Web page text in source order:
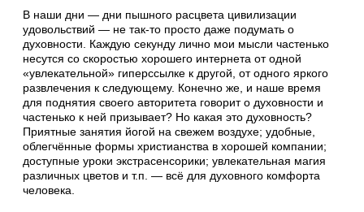
В наши дни — дни пышного расцвета цивилизации
удовольствий — не так-то просто даже подумать о
духовности. Каждую секунду лично мои мысли частенько
несутся со скоростью хорошего интернета от одной
«увлекательной» гиперссылке к другой, от одного яркого
развлечения к следующему. Конечно же, и наше время
для поднятия своего авторитета говорит о духовности и
частенько к ней призывает? Но какая это духовность?
Приятные занятия йогой на свежем воздухе; удобные,
облегчённые формы христианства в хорошей компании;
доступные уроки экстрасенсорики; увлекательная магия
различных цветов и т.п. — всё для духовного комфорта
человека.